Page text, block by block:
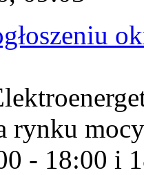
rynku
- 18:00 i